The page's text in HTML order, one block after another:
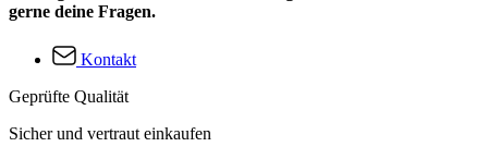
gerne deine Fragen.
Kontakt
Geprüfte Qualität
Sicher und vertraut einkaufen